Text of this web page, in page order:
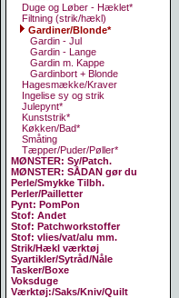
Duge og Løber - Hæklet*
Filtning (strik/hækl)
Gardiner/Blonde*
Gardin - Jul
Gardin - Lange
Gardin m. Kappe
Gardinbort + Blonde
Hagesmække/Kraver
Ingelise sy og strik
Julepynt*
Kunststrik*
Køkken/Bad*
Småting
Tæpper/Puder/Pøller*
MØNSTER: Sy/Patch.
MØNSTER: SÅDAN gør du
Perle/Smykke Tilbh.
Perler/Pailletter
Pynt: PomPon
Stof: Andet
Stof: Patchworkstoffer
Stof: vlies/vat/alu mm.
Strik/Hækl værktøj
Syartikler/Sytråd/Nåle
Tasker/Boxe
Voksduge
Værktøj:/Saks/Kniv/Quilt